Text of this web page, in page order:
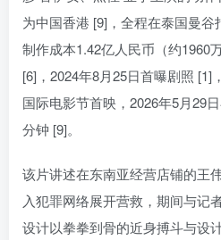
为中国香港 [9]，全程在泰国曼谷
制作成本1.42亿人民币（约1960
[6]，2024年8月25日首曝剧照 [1]
国际电影节首映，2026年5月29
分钟 [9]。
该片讲述在东南亚经营店铺的王
入犯罪网络展开营救，期间与记
设计以拳拳到骨的近身搏斗与设